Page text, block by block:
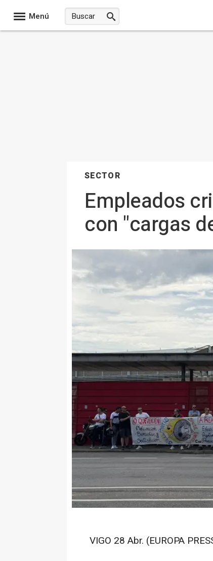
Menú
SECTOR
Empleados
con "cargas
VIGO 28 Abr. (EUROPA